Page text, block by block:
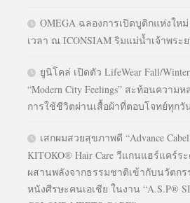
OMEGA ฉลองการเปิดบูติกแห่งให
เวลา ณ ICONSIAM ริมแม่น้ำเจ้าพระ
ยูนิโคล่ เปิดตัว LifeWear Fall/
“Modern City Feelings” สะท้อนควา
การใช้ชีวิตผ่านเสื้อผ้าที่ตอบโจทย์ทุกวั
เสกผมสวยสุขภาพดี “Advance
KITOKO® Hair Care วีแกนแฮร์แคร์ร
ผสานพลังจากธรรมชาติเข้ากับนวัตกร
หนังศีรษะคนเอเชีย ในงาน “A.S.P®